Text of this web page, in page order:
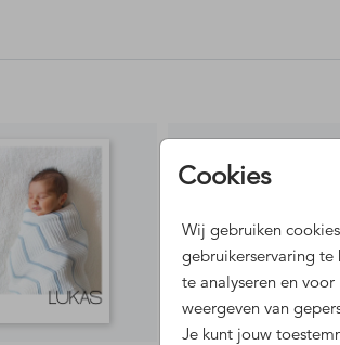
Cookies
Wij gebruiken
gebruikerservaring te
te analyseren en
weergeven van
Je kunt jouw